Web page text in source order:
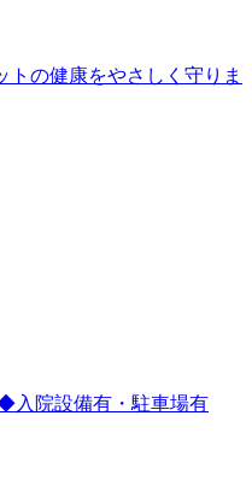
の健康をやさしく守りま
院設備有・駐車場有